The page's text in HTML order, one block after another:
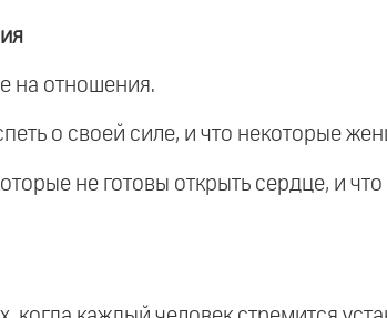
на отношения.
о своей силе, и что некоторые
не готовы открыть сердце, и